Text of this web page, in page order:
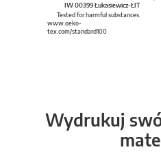
IW 00399 Łukasiewicz-ŁIT
Tested for harmful substances.
www.oeko-
tex.com/standard100
Wydrukuj